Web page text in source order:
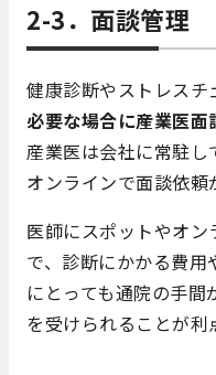
2-3．面談管理
健康診断やストレスチ
必要な場合に産業医
産業医は会社に常駐
オンラインで面談依頼
医師にスポットやオン
で、診断にかかる費用
にとっても通院の手
を受けられることが利